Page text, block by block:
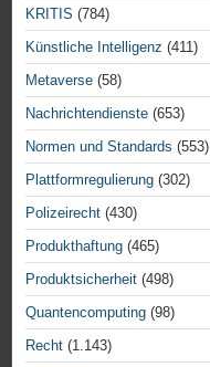
KRITIS (784)
Künstliche Intelligenz (411)
Metaverse (58)
Nachrichtendienste (653)
Normen und Standards (553)
Plattformregulierung (302)
Polizeirecht (430)
Produkthaftung (465)
Produktsicherheit (498)
Quantencomputing (98)
Recht (1.143)